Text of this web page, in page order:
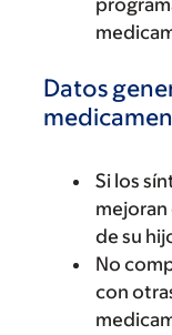
Datos
Si los
mejoran
de su
No
con